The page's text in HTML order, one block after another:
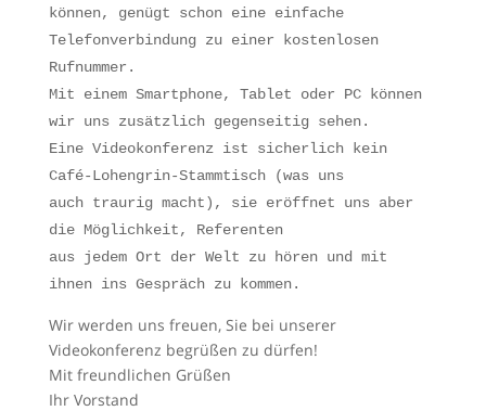
können, genügt schon eine einfache
Telefonverbindung zu einer kostenlosen
Rufnummer.
Mit einem Smartphone, Tablet oder PC können
wir uns zusätzlich gegenseitig sehen.
Eine Videokonferenz ist sicherlich kein
Café-Lohengrin-Stammtisch (was uns
auch traurig macht), sie eröffnet uns aber
die Möglichkeit, Referenten
aus jedem Ort der Welt zu hören und mit
ihnen ins Gespräch zu kommen.
Wir werden uns freuen, Sie bei unserer
Videokonferenz begrüßen zu dürfen!
Mit freundlichen Grüßen
Ihr Vorstand